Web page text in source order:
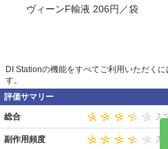
ヴィーンF輸液 206円／袋
DI Stationの機能をすべてご利用いただくに
す。
評価サマリー
総合
副作用頻度